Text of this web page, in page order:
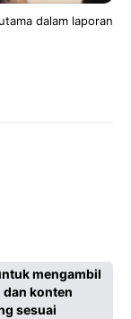
dalam laporan
mengambil
konten
sesuai